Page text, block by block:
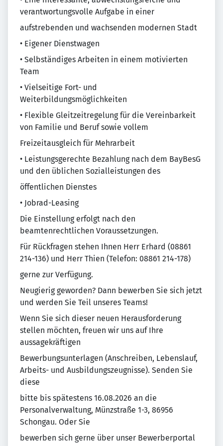
verantwortungsvolle Aufgabe in einer
aufstrebenden und wachsenden modernen Stadt
• Eigener Dienstwagen
• Selbständiges Arbeiten in einem motivierten
Team
• Vielseitige Fort- und
Weiterbildungsmöglichkeiten
• Flexible Gleitzeitregelung für die Vereinbarkeit
von Familie und Beruf sowie vollem
Freizeitausgleich für Mehrarbeit
• Leistungsgerechte Bezahlung nach dem BayBesG
und den üblichen Sozialleistungen des
öffentlichen Dienstes
• Jobrad-Leasing
Die Einstellung erfolgt nach den
beamtenrechtlichen Voraussetzungen.
Für Rückfragen stehen Ihnen Herr Erhard (08861
214-136) und Herr Thien (Telefon: 08861 214-178)
gerne zur Verfügung.
Neugierig geworden? Dann bewerben Sie sich jetzt
und werden Sie Teil unseres Teams!
Wenn Sie sich dieser neuen Herausforderung
stellen möchten, freuen wir uns auf Ihre
aussagekräftigen
Bewerbungsunterlagen (Anschreiben, Lebenslauf,
Arbeits- und Ausbildungszeugnisse). Senden Sie
diese
bitte bis spätestens 16.08.2026 an die
Personalverwaltung, Münzstraße 1-3, 86956
Schongau. Oder Sie
bewerben sich gerne über unser Bewerberportal